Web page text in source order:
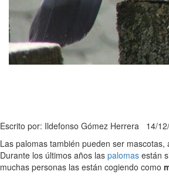
Escrito por: Ildefonso Gómez Herrera 14/
Las palomas también pueden ser
Durante los últimos años las palomas están
muchas personas las están cogiendo como